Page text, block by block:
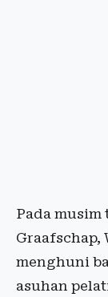
Pada musim
Graafschap,
menghuni
asuhan